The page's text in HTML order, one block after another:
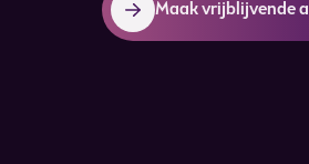
Maak vrijblijvende